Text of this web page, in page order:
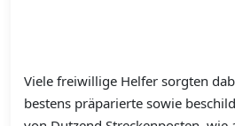
Viele freiwillige Helfer sorgten
bestens präparierte sowie